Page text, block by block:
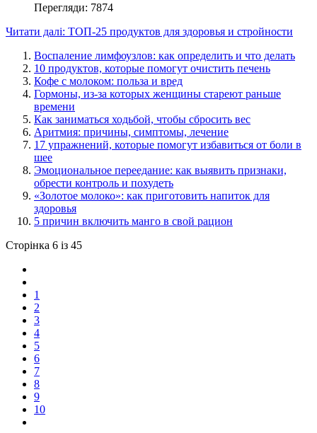
Перегляди: 7874
Читати далі: ТОП-25 продуктов для здоровья и стройности
Воспаление лимфоузлов: как определить и что делать
10 продуктов, которые помогут очистить печень
Кофе с молоком: польза и вред
Гормоны, из-за которых женщины стареют раньше
времени
Как заниматься ходьбой, чтобы сбросить вес
Аритмия: причины, симптомы, лечение
17 упражнений, которые помогут избавиться от боли в
шее
Эмоциональное переедание: как выявить признаки,
обрести контроль и похудеть
«Золотое молоко»: как приготовить напиток для
здоровья
5 причин включить манго в свой рацион
Сторінка 6 із 45
1
2
3
4
5
6
7
8
9
10